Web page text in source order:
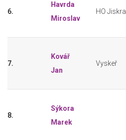
6.
Havrda
Miroslav
HO Jiskra
7.
Kovář
Jan
Vyskeř
8.
Sýkora
Marek